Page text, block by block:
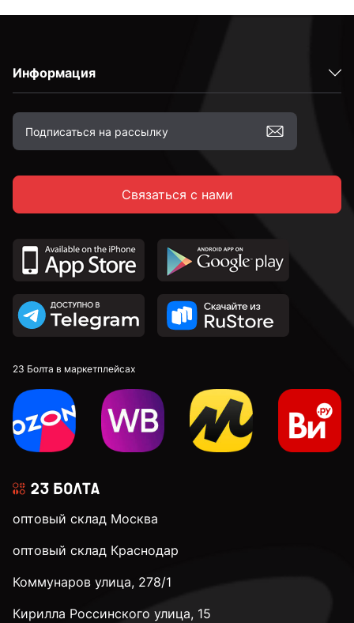
Информация
Связаться с нами
23 Болта в маркетплейсах
оптовый склад Москва
оптовый склад Краснодар
Коммунаров улица, 278/1
Кирилла Россинского улица, 15